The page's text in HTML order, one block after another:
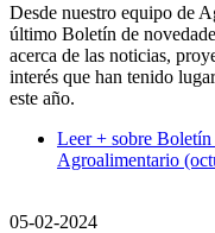
Desde nuestro equipo de
último Boletín de
acerca de las noticias,
interés que han tenido
este año.
Leer + sobre Boletín
Agroalimentario
05-02-2024